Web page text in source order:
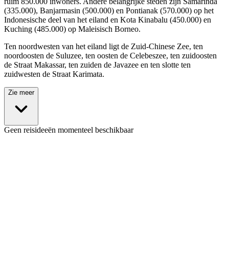
(335.000), Banjarmasin (500.000) en Pontianak (570.000) op het
Indonesische deel van het eiland en Kota Kinabalu (450.000) en
Kuching (485.000) op Maleisisch Borneo.
Ten noordwesten van het eiland ligt de Zuid-Chinese Zee, ten
noordoosten de Suluzee, ten oosten de Celebeszee, ten zuidoosten
de Straat Makassar, ten zuiden de Javazee en ten slotte ten
zuidwesten de Straat Karimata.
Zie meer
Geen reisideeën momenteel beschikbaar